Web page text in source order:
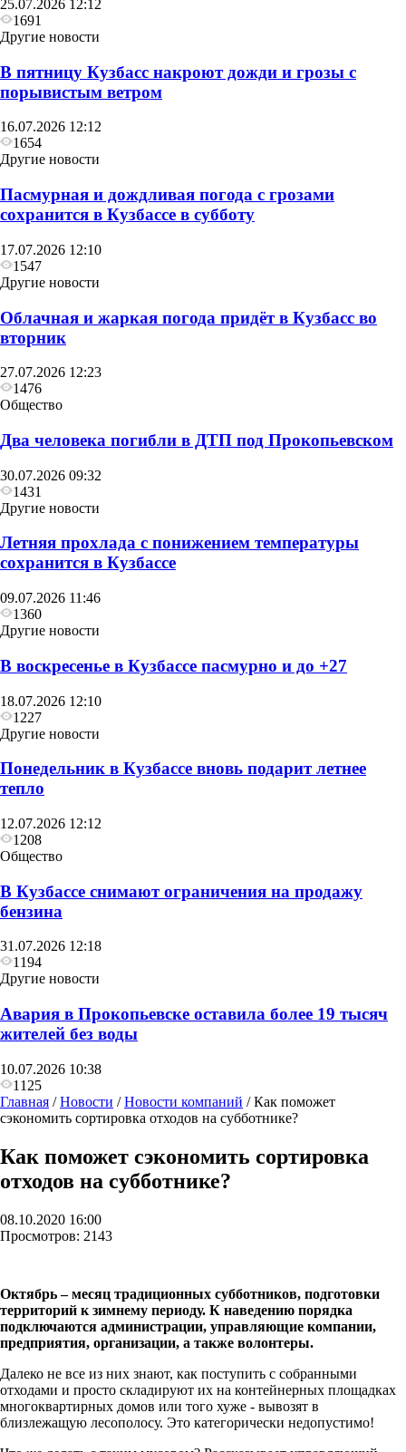
25.07.2026 12:12
1691
Другие новости
В пятницу Кузбасс накроют дожди и грозы с
порывистым ветром
16.07.2026 12:12
1654
Другие новости
Пасмурная и дождливая погода с грозами
сохранится в Кузбассе в субботу
17.07.2026 12:10
1547
Другие новости
Облачная и жаркая погода придёт в Кузбасс во
вторник
27.07.2026 12:23
1476
Общество
Два человека погибли в ДТП под Прокопьевском
30.07.2026 09:32
1431
Другие новости
Летняя прохлада с понижением температуры
сохранится в Кузбассе
09.07.2026 11:46
1360
Другие новости
В воскресенье в Кузбассе пасмурно и до +27
18.07.2026 12:10
1227
Другие новости
Понедельник в Кузбассе вновь подарит летнее
тепло
12.07.2026 12:12
1208
Общество
В Кузбассе снимают ограничения на продажу
бензина
31.07.2026 12:18
1194
Другие новости
Авария в Прокопьевске оставила более 19 тысяч
жителей без воды
10.07.2026 10:38
1125
Главная /Новости /Новости компаний /Как поможет
сэкономить сортировка отходов на субботнике?
Как поможет сэкономить сортировка
отходов на субботнике?
08.10.2020 16:00
Просмотров: 2143
Октябрь – месяц традиционных субботников, подготовки
территорий к зимнему периоду. К наведению порядка
подключаются администрации, управляющие компании,
предприятия, организации, а также волонтеры.
Далеко не все из них знают, как поступить с собранными
отходами и просто складируют их на контейнерных площадках
многоквартирных домов или того хуже - вывозят в
близлежащую лесополосу. Это категорически недопустимо!